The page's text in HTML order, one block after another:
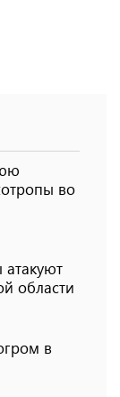
во
области
в